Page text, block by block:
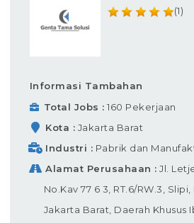
(1)
Informasi Tambahan
Total Jobs
160 Pekerjaan
Kota
Jakarta Barat
Industri
Pabrik dan
Alamat Perusahaan
Jl.
No.Kav 77 6 3, RT.6/RW.3,
Jakarta Barat, Daerah Khusus